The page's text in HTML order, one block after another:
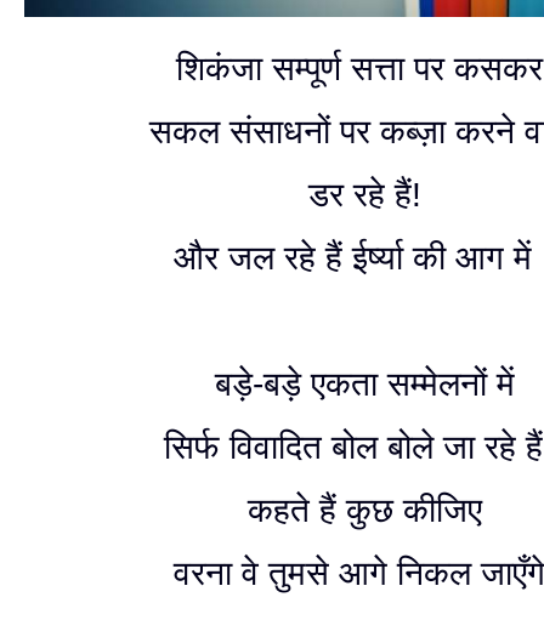
शिकंजा सम्पूर्ण सत्ता पर
सकल संसाधनों पर कब्ज़ा करने
डर रहे हैं!
और जल रहे हैं ईर्ष्या की आग
बड़े-बड़े एकता सम्मेलनों में
सिर्फ विवादित बोल बोले जा रहे
कहते हैं कुछ कीजिए
वरना वे तुमसे आगे निकल